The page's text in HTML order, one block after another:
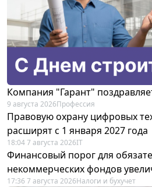
Компания "Гарант"
9 августа 2026Профессия
Правовую охрану цифровых
расширят с 1 января 2027 года
18:04 7 августа 2026IT
Финансовый порог для
некоммерческих фондов
17:36 7 августа 2026Налоги и бухучет